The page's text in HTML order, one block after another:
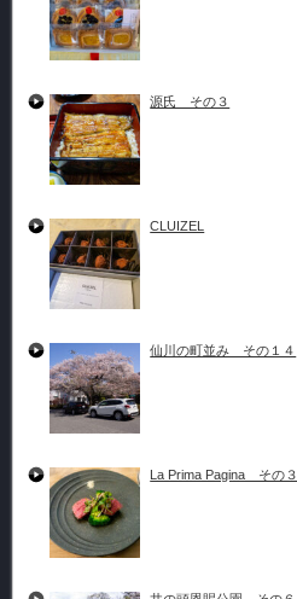
源氏 その３
CLUIZEL
仙川の町並み その１４
La Prima Pagina その３